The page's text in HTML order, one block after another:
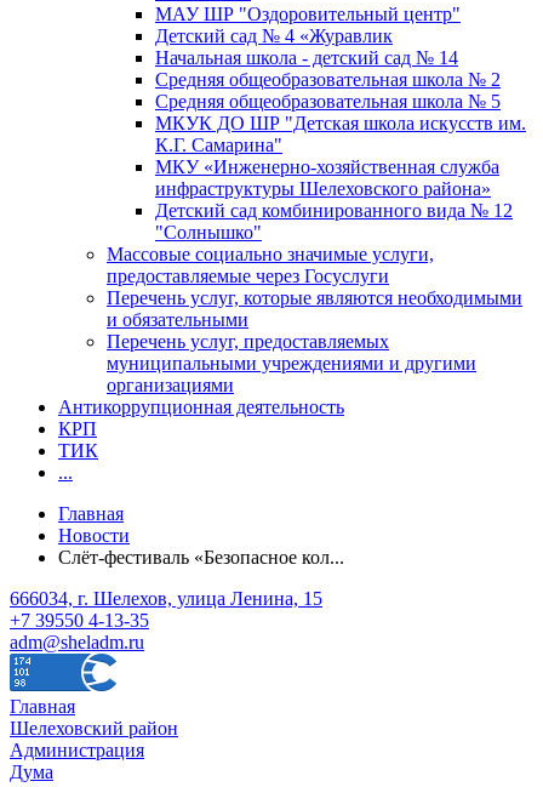
МАУ ШР "Оздоровительный центр"
Детский сад № 4 «Журавлик
Начальная школа - детский сад № 14
Средняя общеобразовательная школа № 2
Средняя общеобразовательная школа № 5
МКУК ДО ШР "Детская школа искусств им.
К.Г. Самарина"
МКУ «Инженерно-хозяйственная служба
инфраструктуры Шелеховского района»
Детский сад комбинированного вида № 12
"Солнышко"
Массовые социально значимые услуги,
предоставляемые через Госуслуги
Перечень услуг, которые являются необходимыми
и обязательными
Перечень услуг, предоставляемых
муниципальными учреждениями и другими
организациями
Антикоррупционная деятельность
КРП
ТИК
...
Главная
Новости
Слёт-фестиваль «Безопасное кол...
666034, г. Шелехов, улица Ленина, 15
+7 39550 4-13-35
adm@sheladm.ru
Главная
Шелеховский район
Администрация
Дума